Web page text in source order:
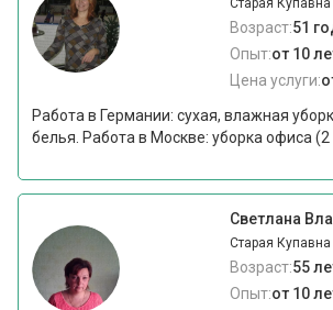
Старая Купавна
Возраст:51
Опыт:от 10
Цена услуги:
Работа в Германии: сухая, влажная
белья. Работа в Москве: уборка офиса (2
Светлана
Старая Купавна
Возраст:55
Опыт:от 10